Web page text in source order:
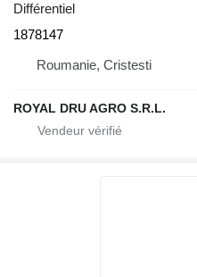
Différentiel
1878147
Roumanie, Cristesti
ROYAL DRU AGRO S.R.L.